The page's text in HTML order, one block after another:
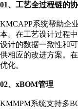
01、工艺全过程链的
KMCAPP系统帮助企
本。在工艺设计过程
设计的数据一致性和
供相应的改进方案。
优化。
02、xBOM管理
KMMPM系统支持多